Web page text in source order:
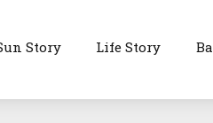
Story Life Story